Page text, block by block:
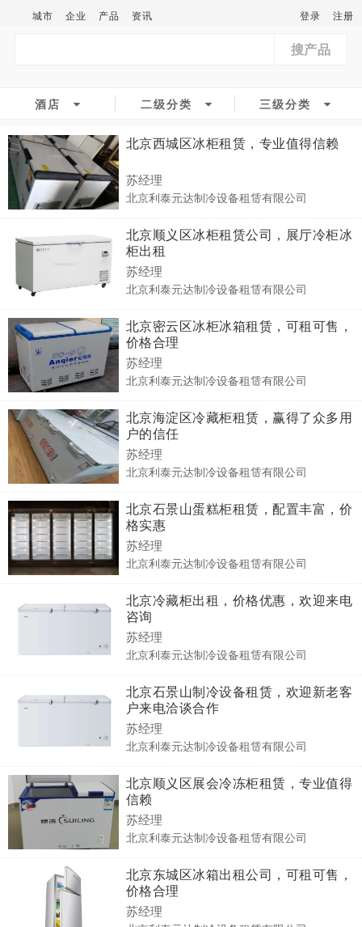
城市 企业 产品 资讯 登录 注册
搜产品
酒店 二级分类 三级分类
北京西城区冰柜租赁，专业值得信赖
苏经理
北京利泰元达制冷设备租赁有限公司
北京顺义区冰柜租赁公司，展厅冷柜冰
柜出租
苏经理
北京利泰元达制冷设备租赁有限公司
北京密云区冰柜冰箱租赁，可租可售，
价格合理
苏经理
北京利泰元达制冷设备租赁有限公司
北京海淀区冷藏柜租赁，赢得了众多用
户的信任
苏经理
北京利泰元达制冷设备租赁有限公司
北京石景山蛋糕柜租赁，配置丰富，价
格实惠
苏经理
北京利泰元达制冷设备租赁有限公司
北京冷藏柜出租，价格优惠，欢迎来电
咨询
苏经理
北京利泰元达制冷设备租赁有限公司
北京石景山制冷设备租赁，欢迎新老客
户来电洽谈合作
苏经理
北京利泰元达制冷设备租赁有限公司
北京顺义区展会冷冻柜租赁，专业值得
信赖
苏经理
北京利泰元达制冷设备租赁有限公司
北京东城区冰箱出租公司，可租可售，
价格合理
苏经理